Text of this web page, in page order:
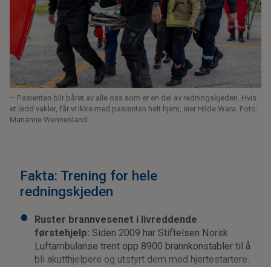
– Pasienten blir båret av alle oss som er en del av redningskjeden. Hvis
et ledd vakler, får vi ikke med pasienten helt hjem, sier Hilde Wara. Foto:
Marianne Wennesland
Fakta: Trening for hele
redningskjeden
Ruster brannvesenet i livreddende
førstehjelp: Siden 2009 har Stiftelsen Norsk
Luftambulanse trent opp 8900 brannkonstabler til å
bli akutthjelpere og utstyrt dem med hjertestartere.